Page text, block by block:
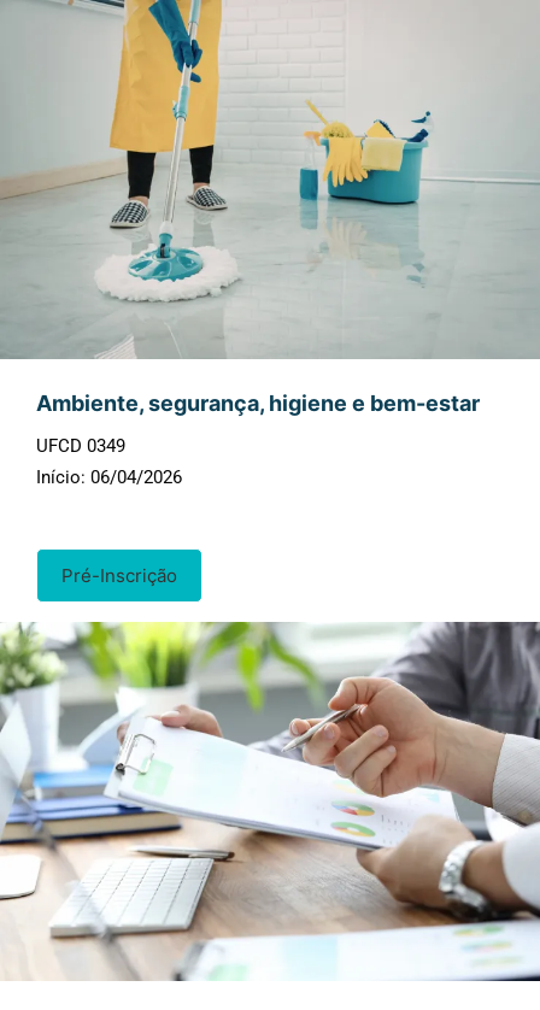
Ambiente, segurança, higiene e bem-estar
UFCD 0349
Início: 06/04/2026
Pré-Inscrição